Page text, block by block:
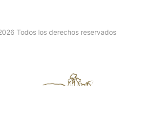
Todos los derechos reservados